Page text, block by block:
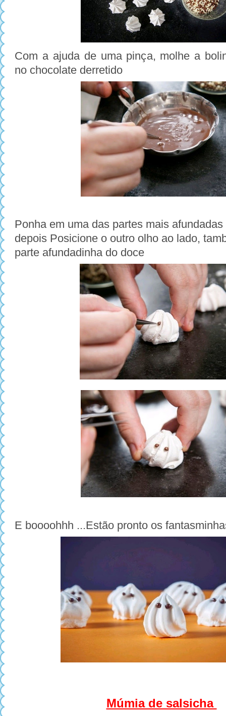
Com a ajuda de uma pinça, molhe a
no chocolate derretido
Ponha em uma das partes mais
depois Posicione o outro olho ao lado,
parte afundadinha do doce
E boooohhh ...Estão pronto os
Múmia de salsicha